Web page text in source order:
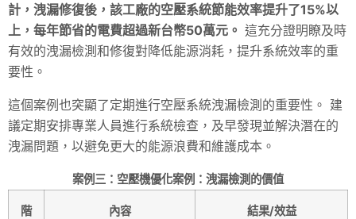
計，洩漏修復後，該工廠的空壓系統節能效率提升了15%以
上，每年節省的電費超過新台幣50萬元。 這充分證明瞭及時
有效的洩漏檢測和修復對降低能源消耗，提升系統效率的重
要性。
這個案例也突顯了定期進行空壓系統洩漏檢測的重要性。 建
議定期安排專業人員進行系統檢查，及早發現並解決潛在的
洩漏問題，以避免更大的能源浪費和維護成本。
案例三：空壓機優化案例：洩漏檢測的價值
階
內容 結果/效益